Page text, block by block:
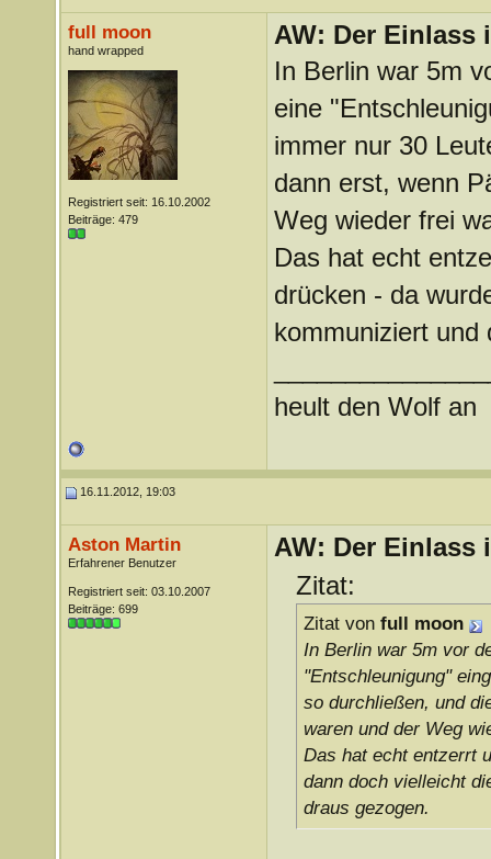
full moon
hand wrapped
Registriert seit: 16.10.2002
Beiträge: 479
AW: Der Einlass
In Berlin war 5m
eine
immer nur 30
dann erst, wenn
Weg wieder frei
Das hat echt
drücken - da
kommuniziert und
heult den Wolf an
16.11.2012, 19:03
Aston Martin
Erfahrener Benutzer
Registriert seit: 03.10.2007
Beiträge: 699
AW: Der Einlass
Zitat:
Zitat von full moon
In Berlin war 5m vor
"Entschleunigung"
so durchließen, und
waren und der Weg
Das hat echt entzerrt
dann doch vielleicht
draus gezogen.